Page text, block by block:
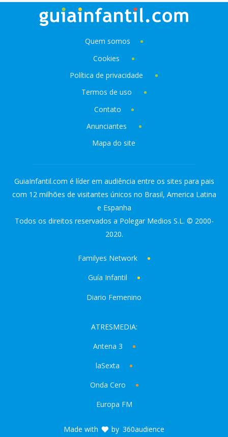
Quem somos
Cookies
Política de privacidade
Termos de uso
Contato
Anunciantes
Mapa do site
GuiaInfantil.com é líder em audiência entre os sites para pais
com 12 milhões de visitantes únicos no Brasil, America Latina
e Espanha
Todos os direitos reservados a Polegar Medios S.L. © 2000-
2020.
Familyes Network
Guía Infantil
Diario Femenino
ATRESMEDIA:
Antena 3
laSexta
Onda Cero
Europa FM
Made with by 360audience